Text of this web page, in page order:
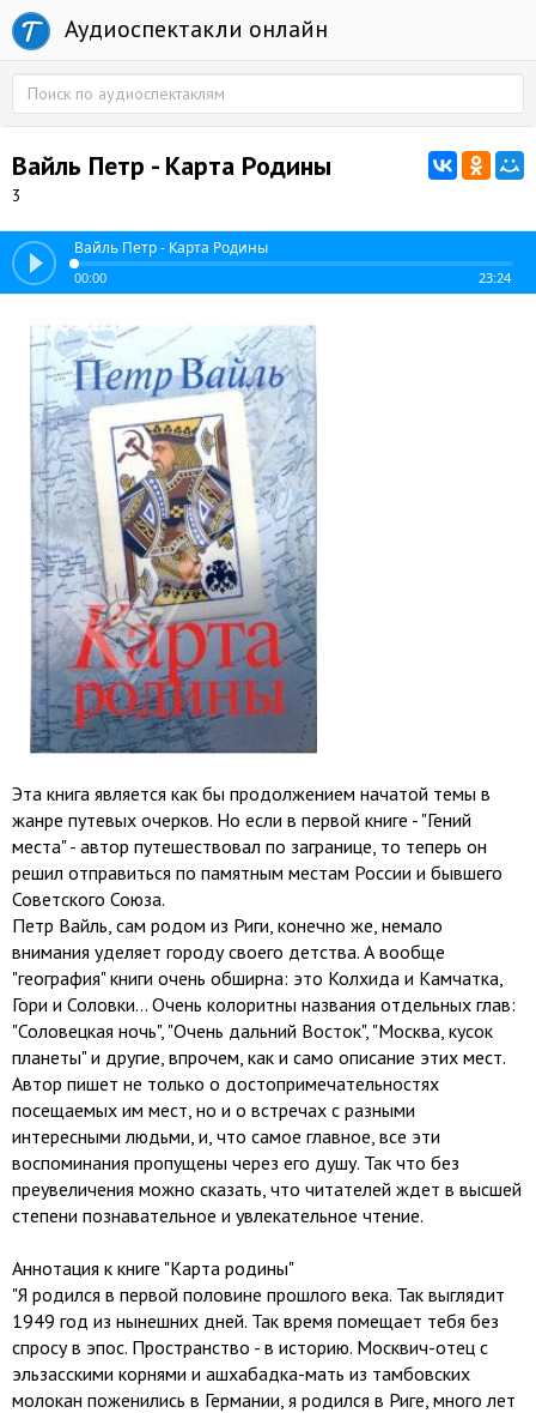
Аудиоспектакли онлайн
Вайль Петр - Карта Родины
3
Вайль Петр - Карта Родины
00:00 23:24
Эта книга является как бы продолжением начатой темы в
жанре путевых очерков. Но если в первой книге - "Гений
места" - автор путешествовал по загранице, то теперь он
решил отправиться по памятным местам России и бывшего
Советского Союза.
Петр Вайль, сам родом из Риги, конечно же, немало
внимания уделяет городу своего детства. А вообще
"география" книги очень обширна: это Колхида и Камчатка,
Гори и Соловки... Очень колоритны названия отдельных глав:
"Соловецкая ночь", "Очень дальний Восток", "Москва, кусок
планеты" и другие, впрочем, как и само описание этих мест.
Автор пишет не только о достопримечательностях
посещаемых им мест, но и о встречах с разными
интересными людьми, и, что самое главное, все эти
воспоминания пропущены через его душу. Так что без
преувеличения можно сказать, что читателей ждет в высшей
степени познавательное и увлекательное чтение.
Аннотация к книге "Карта родины"
"Я родился в первой половине прошлого века. Так выглядит
1949 год из нынешних дней. Так время помещает тебя без
спросу в эпос. Пространство - в историю. Москвич-отец с
эльзасскими корнями и ашхабадка-мать из тамбовских
молокан поженились в Германии, я родился в Риге, много лет